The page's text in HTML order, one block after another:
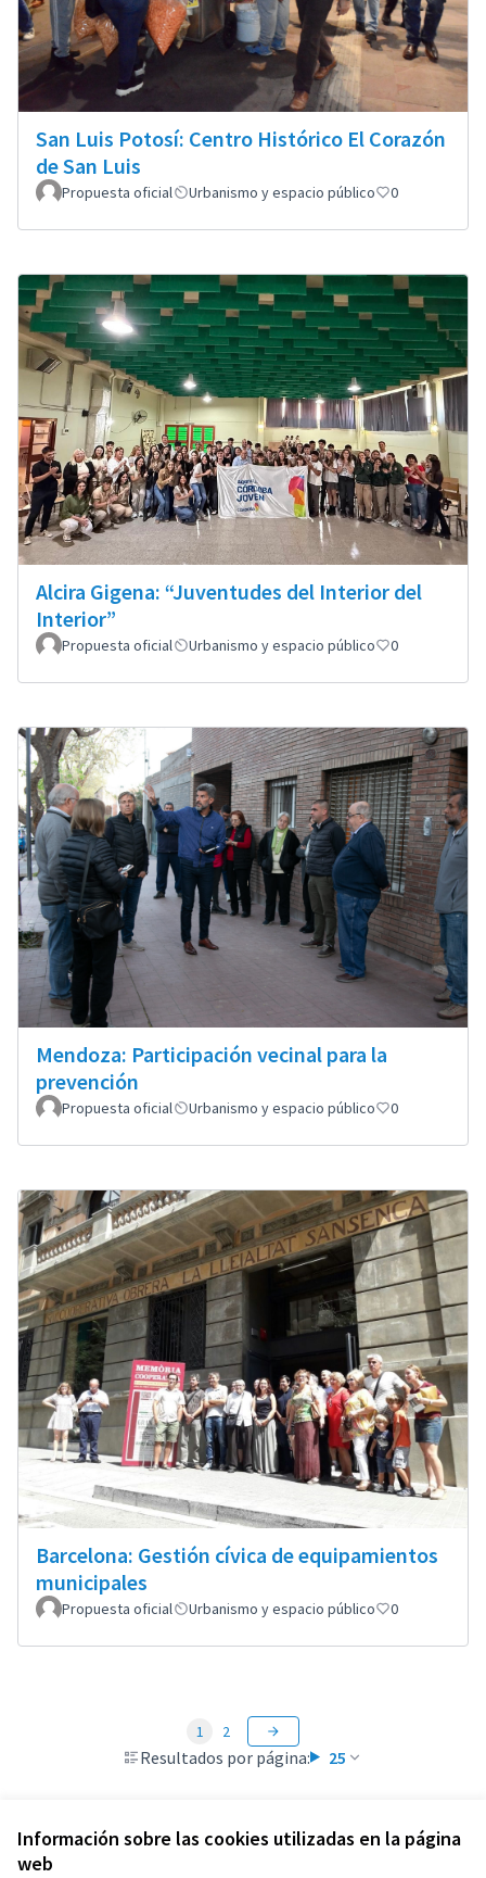
Información sobre las cookies utilizadas en la página
web
San Luis Potosí: Centro Histórico El Corazón
de San Luis
Propuesta oficial Urbanismo y espacio público 0
Alcira Gigena: “Juventudes del Interior del
Interior”
Propuesta oficial Urbanismo y espacio público 0
Mendoza: Participación vecinal para la
prevención
Propuesta oficial Urbanismo y espacio público 0
Barcelona: Gestión cívica de equipamientos
municipales
Propuesta oficial Urbanismo y espacio público 0
Resultados por página: 25
1 2
Términos y condiciones de uso